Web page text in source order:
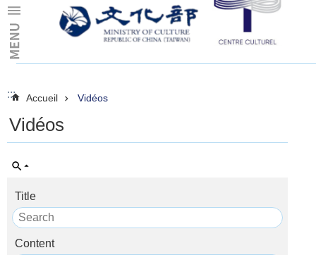
Skip to main content
:::
::: Accueil Vidéos
Vidéos
Title
Content